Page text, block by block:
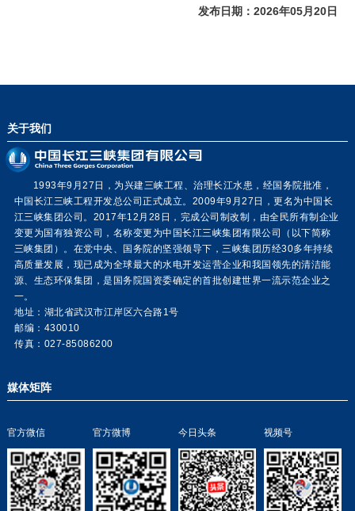
发布日期：2026年05月20日
关于我们
1993年9月27日，为兴建三峡工程、治理长江水患，经国务院批准，
中国长江三峡工程开发总公司正式成立。2009年9月27日，更名为中国长
江三峡集团公司。2017年12月28日，完成公司制改制，由全民所有制企业
变更为国有独资公司，名称变更为中国长江三峡集团有限公司（以下简称
三峡集团）。在党中央、国务院的坚强领导下，三峡集团历经30多年持续
高质量发展，现已成为全球最大的水电开发运营企业和我国领先的清洁能
源、生态环保集团，是国务院国资委确定的首批创建世界一流示范企业之
一。
地址：湖北省武汉市江岸区六合路1号
邮编：430010
传真：027-85086200
媒体矩阵
官方微信 官方微博 今日头条 视频号